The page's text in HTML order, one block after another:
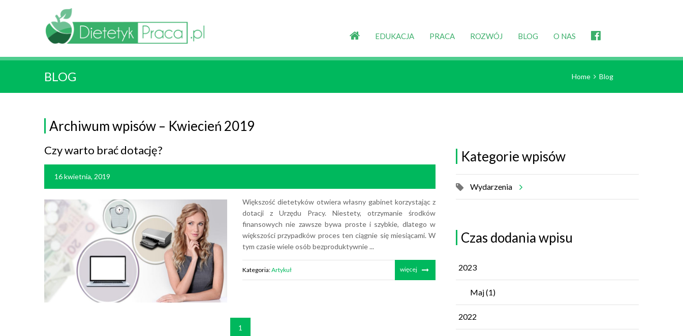
EDUKACJA PRACA ROZWÓJ BLOG O NAS
BLOG Home Blog
Archiwum wpisów – Kwiecień 2019
Czy warto brać dotację?
16 kwietnia, 2019
Większość dietetyków otwiera własny gabinet korzystając z
dotacji z Urzędu Pracy. Niestety, otrzymanie środków
finansowych nie zawsze bywa proste i szybkie, dlatego w
większości przypadków proces ten ciągnie się miesiącami. W
tym czasie wiele osób bezproduktywnie ...
Kategoria:Artykuł więcej
1
Kategorie wpisów
Wydarzenia
Czas dodania wpisu
2023
Maj(1)
2022